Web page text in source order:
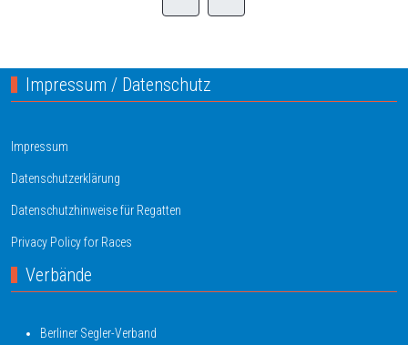
Impressum / Datenschutz
Impressum
Datenschutzerklärung
Datenschutzhinweise für Regatten
Privacy Policy for Races
Verbände
Berliner Segler-Verband